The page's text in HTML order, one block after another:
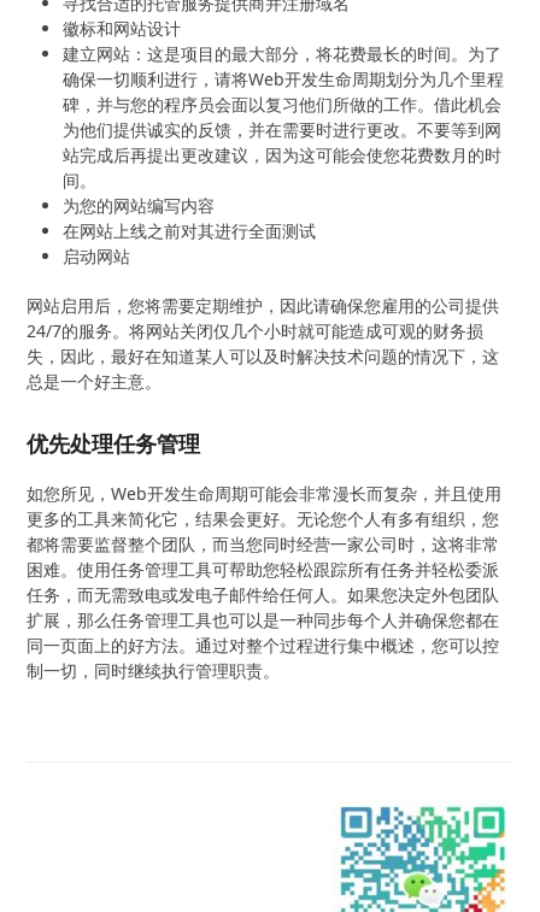
徽标和网站设计
建立网站：这是项目的最大部分，将花费最长的时间。为了
确保一切顺利进行，请将Web开发生命周期划分为几个里程
碑，并与您的程序员会面以复习他们所做的工作。借此机会
为他们提供诚实的反馈，并在需要时进行更改。不要等到网
站完成后再提出更改建议，因为这可能会使您花费数月的时
间。
为您的网站编写内容
在网站上线之前对其进行全面测试
启动网站
网站启用后，您将需要定期维护，因此请确保您雇用的公司提供
24/7的服务。将网站关闭仅几个小时就可能造成可观的财务损
失，因此，最好在知道某人可以及时解决技术问题的情况下，这
总是一个好主意。
优先处理任务管理
如您所见，Web开发生命周期可能会非常漫长而复杂，并且使用
更多的工具来简化它，结果会更好。无论您个人有多有组织，您
都将需要监督整个团队，而当您同时经营一家公司时，这将非常
困难。使用任务管理工具可帮助您轻松跟踪所有任务并轻松委派
任务，而无需致电或发电子邮件给任何人。如果您决定外包团队
扩展，那么任务管理工具也可以是一种同步每个人并确保您都在
同一页面上的好方法。通过对整个过程进行集中概述，您可以控
制一切，同时继续执行管理职责。